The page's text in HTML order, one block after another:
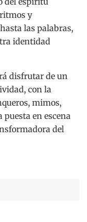
y
las palabras,
identidad
disfrutar de un
con la
mimos,
en escena
del